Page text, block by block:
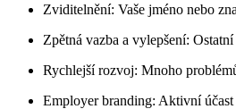
Zviditelnění: Vaše jméno nebo
Zpětná vazba a vylepšení:
Rychlejší rozvoj: Mnoho
Employer branding: Aktivní